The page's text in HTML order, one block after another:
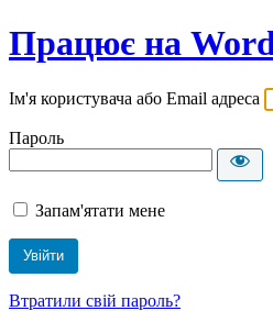
Працює на
Ім'я користувача або Email адреса
Пароль
Запам'ятати мене
Втратили свій пароль?